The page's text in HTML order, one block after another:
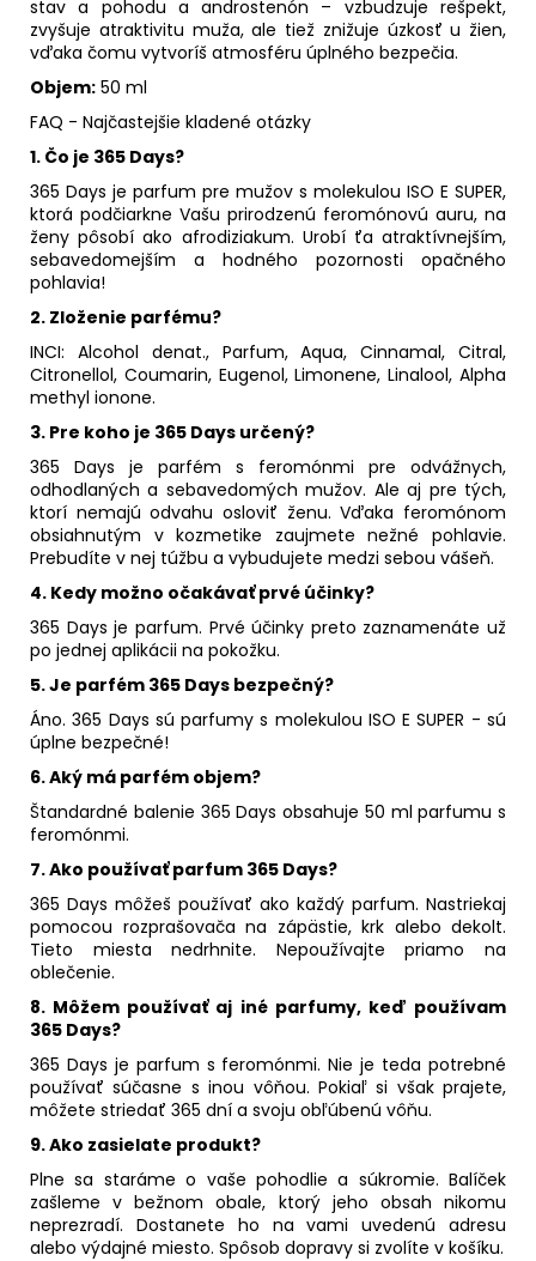
stav a pohodu a androstenón – vzbudzuje rešpekt,
zvyšuje atraktivitu muža, ale tiež znižuje úzkosť u žien,
vďaka čomu vytvoríš atmosféru úplného bezpečia.
Objem: 50 ml
FAQ - Najčastejšie kladené otázky
1. Čo je 365 Days?
365 Days je parfum pre mužov s molekulou ISO E SUPER,
ktorá podčiarkne Vašu prirodzenú feromónovú auru, na
ženy pôsobí ako afrodiziakum. Urobí ťa atraktívnejším,
sebavedomejším a hodného pozornosti opačného
pohlavia!
2. Zloženie parfému?
INCI: Alcohol denat., Parfum, Aqua, Cinnamal, Citral,
Citronellol, Coumarin, Eugenol, Limonene, Linalool, Alpha
methyl ionone.
3. Pre koho je 365 Days určený?
365 Days je parfém s feromónmi pre odvážnych,
odhodlaných a sebavedomých mužov. Ale aj pre tých,
ktorí nemajú odvahu osloviť ženu. Vďaka feromónom
obsiahnutým v kozmetike zaujmete nežné pohlavie.
Prebudíte v nej túžbu a vybudujete medzi sebou vášeň.
4. Kedy možno očakávať prvé účinky?
365 Days je parfum. Prvé účinky preto zaznamenáte už
po jednej aplikácii na pokožku.
5.Je parfém 365 Days bezpečný?
Áno. 365 Days sú parfumy s molekulou ISO E SUPER - sú
úplne bezpečné!
6.Aký má parfém objem?
Štandardné balenie 365 Days obsahuje 50 ml parfumu s
feromónmi.
7.Ako používať parfum 365 Days?
365 Days môžeš používať ako každý parfum. Nastriekaj
pomocou rozprašovača na zápästie, krk alebo dekolt.
Tieto miesta nedrhnite. Nepoužívajte priamo na
oblečenie.
8. Môžem používať aj iné parfumy, keď používam
365 Days?
365 Days je parfum s feromónmi. Nie je teda potrebné
používať súčasne s inou vôňou. Pokiaľ si však prajete,
môžete striedať 365 dní a svoju obľúbenú vôňu.
9.Ako zasielate produkt?
Plne sa staráme o vaše pohodlie a súkromie. Balíček
zašleme v bežnom obale, ktorý jeho obsah nikomu
neprezradí. Dostanete ho na vami uvedenú adresu
alebo výdajné miesto. Spôsob dopravy si zvolíte v košíku.